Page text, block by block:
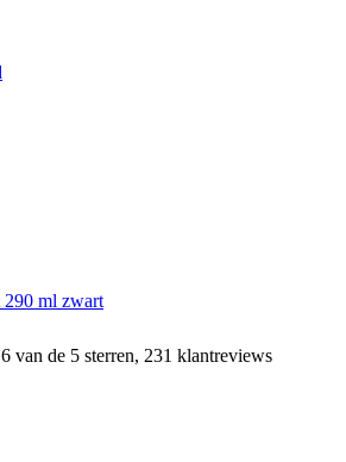
290 ml zwart
van de 5 sterren, 231 klantreviews